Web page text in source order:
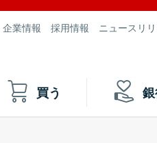
企業情報 採用情報 ニュースリ
買う